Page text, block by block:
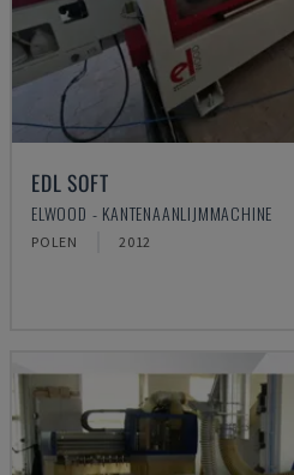
EDL SOFT
ELWOOD - KANTENAANLIJMMACHINE
POLEN 2012